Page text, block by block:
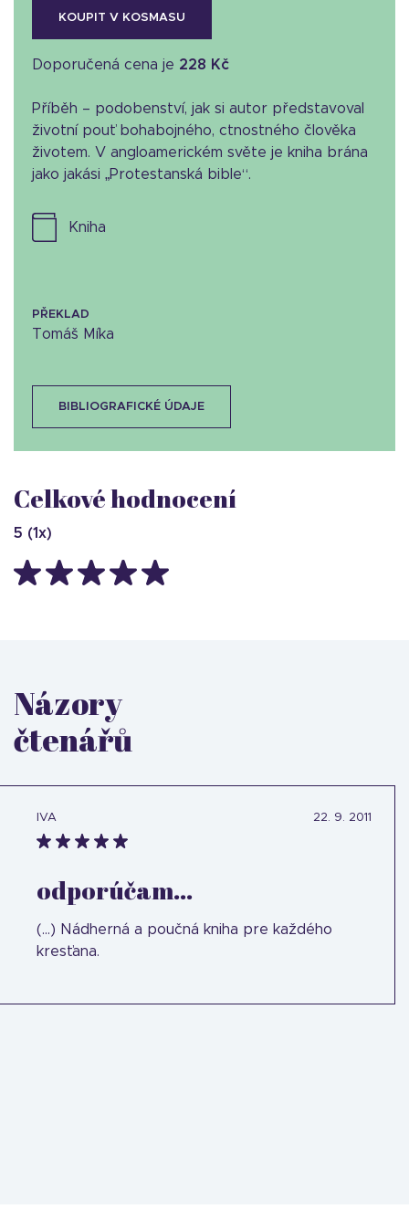
KOUPIT V KOSMASU
Doporučená cena je 228 Kč
Příběh – podobenství, jak si autor představoval
životní pouť bohabojného, ctnostného člověka
životem. V angloamerickém světe je kniha brána
jako jakási „Protestanská bible“.
kniha
PŘEKLAD
Tomáš Míka
BIBLIOGRAFICKÉ ÚDAJE
Celkové hodnocení
5 (1x)
Názory
čtenářů
IVA 22. 9. 2011
odporúčam...
(...) Nádherná a poučná kniha pre každého
kresťana.